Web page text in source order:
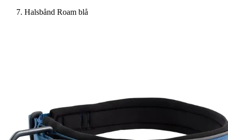
Halsbånd Roam blå